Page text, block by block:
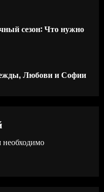
сезон: Что нужно
Любови и Софии
необходимо